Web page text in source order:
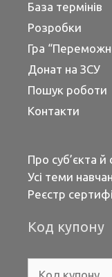
База термінів
Розробки
Гра
Донат на ЗСУ
Пошук роботи
Контакти
Про суб’єкта
Усі теми
Реєстр
Код купону